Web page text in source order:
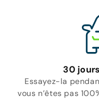
30
Essayez-la
vous n’êtes pas